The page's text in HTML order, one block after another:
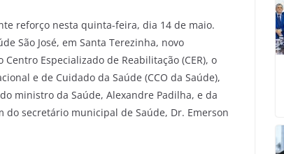
reforço nesta quinta-feira, dia 14 de maio.
São José, em Santa Terezinha, novo
Especializado de Reabilitação (CER), o
e de Cuidado da Saúde (CCO da Saúde),
ministro da Saúde, Alexandre Padilha, e da
secretário municipal de Saúde, Dr. Emerson